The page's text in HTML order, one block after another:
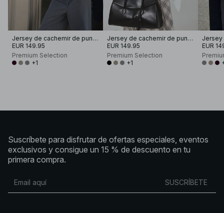
Jersey de cachemir de punto con cuello redondo
EUR 149.95
Premium Selection
+1
Jersey de cachemir de punto con cuello redondo
EUR 149.95
Premium Selection
+1
EUR
Suscríbete para disfrutar de ofertas especiales, eventos
exclusivos y consigue un 15 % de descuento en tu
primera compra.
SUSCRÍBETE